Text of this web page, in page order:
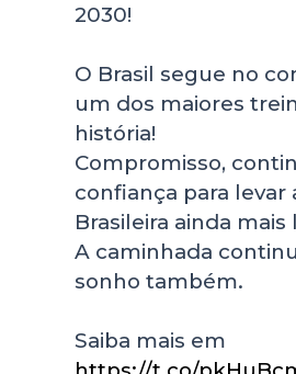
2030!
O Brasil segue no
um dos maiores
história!
Compromisso,
confiança para levar
Brasileira ainda mais
A caminhada
sonho também.
Saiba mais em